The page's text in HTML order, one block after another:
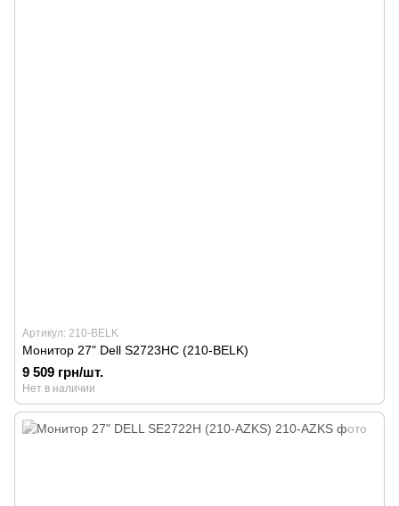
Артикул: 210-BELK
Монитор 27" Dell S2723HC (210-BELK)
9 509 грн/шт.
Нет в наличии